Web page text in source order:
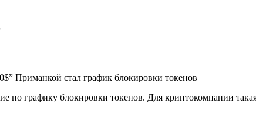
Приманкой стал график блокировки токенов
по графику блокировки токенов. Для криптокомпании